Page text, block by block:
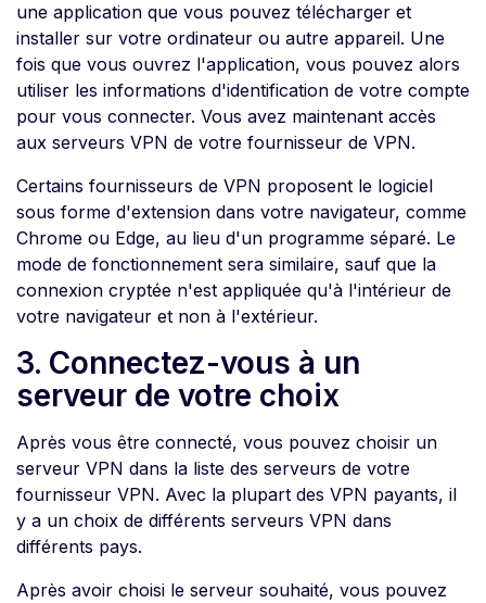
une application que vous pouvez télécharger et
installer sur votre ordinateur ou autre appareil. Une
fois que vous ouvrez l'application, vous pouvez alors
utiliser les informations d'identification de votre compte
pour vous connecter. Vous avez maintenant accès
aux serveurs VPN de votre fournisseur de VPN.
Certains fournisseurs de VPN proposent le logiciel
sous forme d'extension dans votre navigateur, comme
Chrome ou Edge, au lieu d'un programme séparé. Le
mode de fonctionnement sera similaire, sauf que la
connexion cryptée n'est appliquée qu'à l'intérieur de
votre navigateur et non à l'extérieur.
3. Connectez-vous à un
serveur de votre choix
Après vous être connecté, vous pouvez choisir un
serveur VPN dans la liste des serveurs de votre
fournisseur VPN. Avec la plupart des VPN payants, il
y a un choix de différents serveurs VPN dans
différents pays.
Après avoir choisi le serveur souhaité, vous pouvez